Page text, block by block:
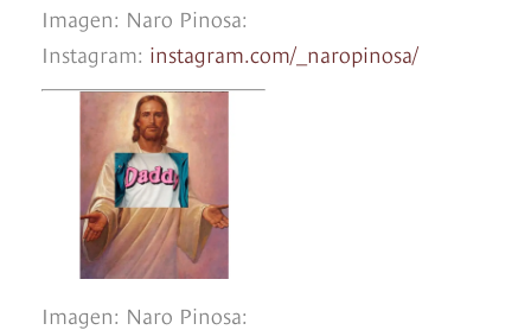
Imagen: Naro Pinosa:
Instagram: instagram.com/_naropinosa/
Imagen: Naro Pinosa: